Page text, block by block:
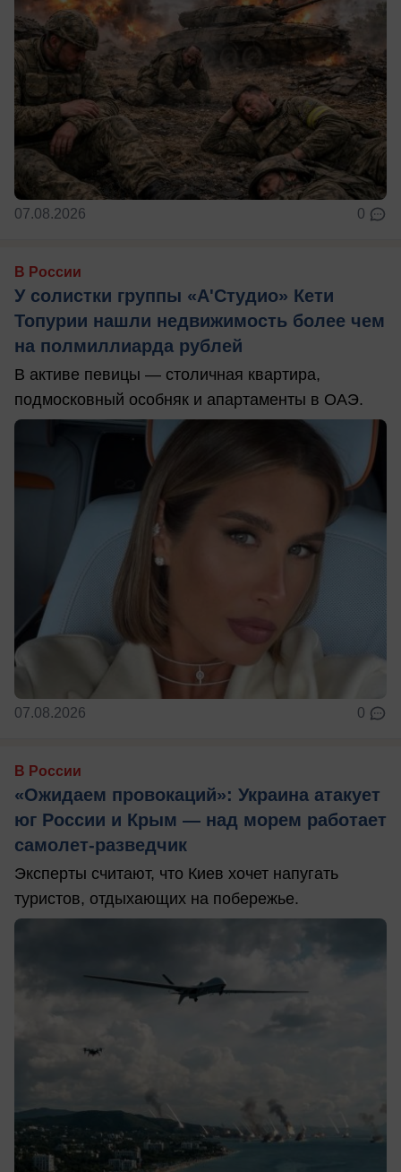
07.08.2026 0
В России
У солистки группы «А'Студио» Кети
Топурии нашли недвижимость более чем
на полмиллиарда рублей
В активе певицы — столичная квартира,
подмосковный особняк и апартаменты в ОАЭ.
07.08.2026 0
В России
«Ожидаем провокаций»: Украина атакует
юг России и Крым — над морем работает
самолет-разведчик
Эксперты считают, что Киев хочет напугать
туристов, отдыхающих на побережье.